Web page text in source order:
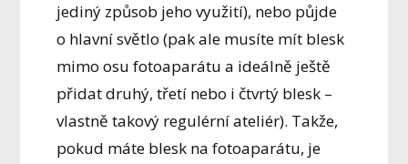
jediný způsob jeho využití), nebo půjde
o hlavní světlo (pak ale musíte mít blesk
mimo osu fotoaparátu a ideálně ještě
přidat druhý, třetí nebo i čtvrtý blesk –
vlastně takový regulérní ateliér). Takže,
pokud máte blesk na fotoaparátu, je